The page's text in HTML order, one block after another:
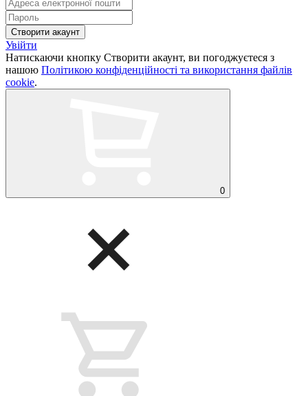
Увійти
Натискаючи кнопку Створити акаунт, ви погоджуєтеся з
нашою Політикою конфіденційності та використання файлів
cookie.
0